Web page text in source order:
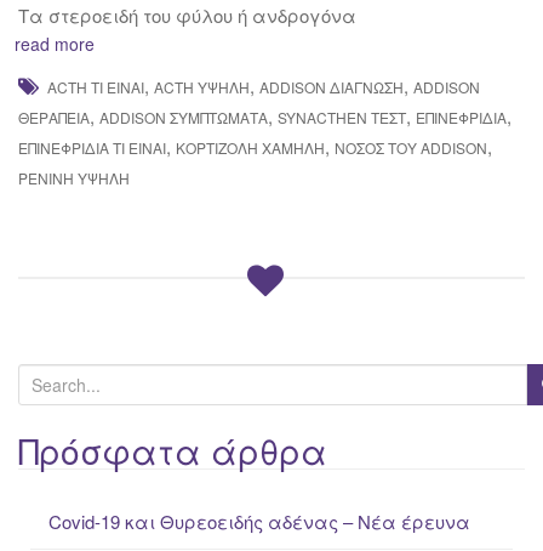
Τα στεροειδή του φύλου ή ανδρογόνα
read more
ACTH ΤΙ ΕΊΝΑΙ, ACTH ΥΨΗΛΉ, ADDISON ΔΙΆΓΝΩΣΗ, ADDISON
ΘΕΡΑΠΕΊΑ, ADDISON ΣΥΜΠΤΏΜΑΤΑ, SYNACTHEN ΤΕΣΤ, ΕΠΙΝΕΦΡΙΔΊΑ,
ΕΠΙΝΕΦΡΊΔΙΑ ΤΙ ΕΊΝΑΙ, ΚΟΡΤΙΖΌΛΗ ΧΑΜΗΛΉ, ΝΌΣΟΣ ΤΟΥ ADDISON,
ΡΕΝΊΝΗ ΥΨΗΛΉ
e
a
rΠρόσφατα άρθρα
Covid-19 και Θυρεοειδής αδένας – Νέα έρευνα